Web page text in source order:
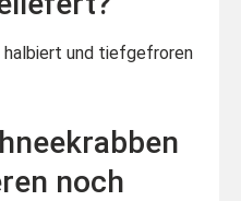
und tiefgefroren
noch